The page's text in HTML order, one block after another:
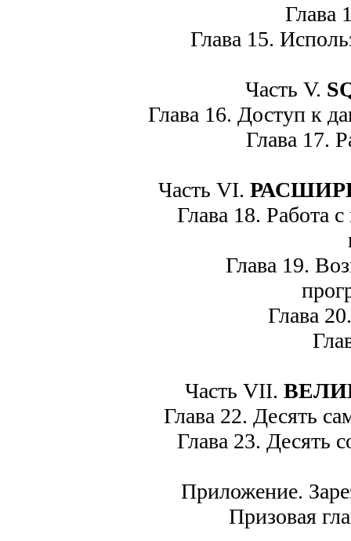
Глава
Глава 15.
Часть V.
Глава 16. Доступ к
Глава 17.
Часть VI.
Глава 18. Работа
Глава 19.
Глава
Часть VII.
Глава 22. Десять
Глава 23. Десять
Приложение.
Призовая